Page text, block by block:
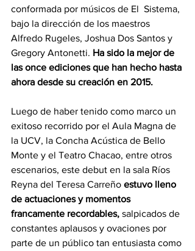
conformada por músicos de El  Sistema,
bajo la dirección de los maestros
Alfredo Rugeles, Joshua Dos Santos y
Gregory Antonetti. Ha sido la mejor de
las once ediciones que han hecho hasta
ahora desde su creación en 2015.
Luego de haber tenido como marco un
exitoso recorrido por el Aula Magna de
la UCV, la Concha Acústica de Bello
Monte y el Teatro Chacao, entre otros
escenarios, este debut en la sala Ríos
Reyna del Teresa Carreño estuvo lleno
de actuaciones y momentos
francamente recordables, salpicados de
constantes aplausos y ovaciones por
parte de un público tan entusiasta como